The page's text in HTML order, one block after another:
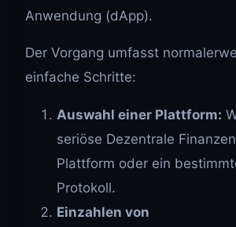
Anwendung (dApp).
Der Vorgang umfasst
einfache Schritte:
Auswahl einer Plattform:
seriöse Dezentrale
Plattform oder ein
Protokoll.
Einzahlen von